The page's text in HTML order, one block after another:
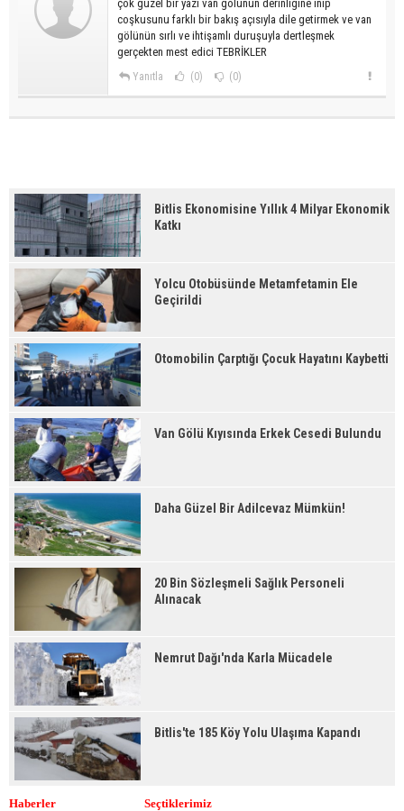
çok güzel bir yazı van gölünün derinligine inip
coşkusunu farklı bir bakış açısıyla dile getirmek ve van
gölünün sırlı ve ihtişamlı duruşuyla dertleşmek
gerçekten mest edici TEBRİKLER
Yanıtla (0) (0)
Bitlis Ekonomisine Yıllık 4 Milyar Ekonomik
Katkı
Yolcu Otobüsünde Metamfetamin Ele
Geçirildi
Otomobilin Çarptığı Çocuk Hayatını Kaybetti
Van Gölü Kıyısında Erkek Cesedi Bulundu
Daha Güzel Bir Adilcevaz Mümkün!
20 Bin Sözleşmeli Sağlık Personeli
Alınacak
Nemrut Dağı'nda Karla Mücadele
Bitlis'te 185 Köy Yolu Ulaşıma Kapandı
Haberler Seçtiklerimiz